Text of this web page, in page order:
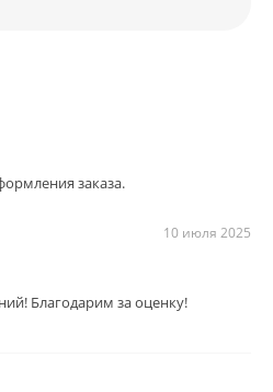
заказа.
10 июля 2025
Благодарим за оценку!